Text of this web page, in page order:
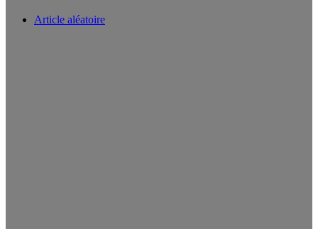
Article aléatoire